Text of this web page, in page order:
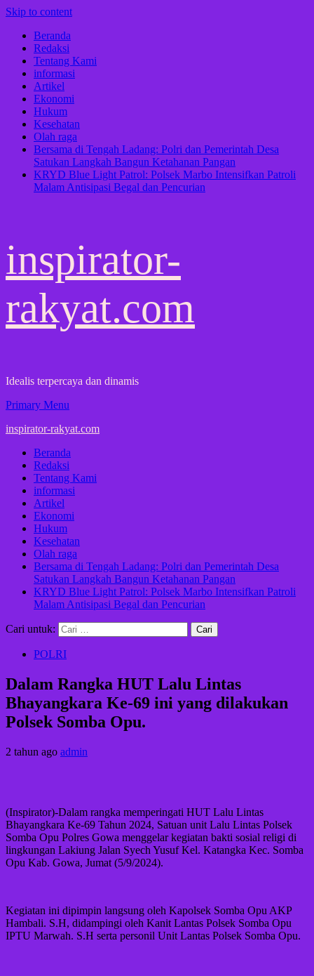
Skip to content
Beranda
Redaksi
Tentang Kami
informasi
Artikel
Ekonomi
Hukum
Kesehatan
Olah raga
Bersama di Tengah Ladang: Polri dan Pemerintah Desa
Satukan Langkah Bangun Ketahanan Pangan
KRYD Blue Light Patrol: Polsek Marbo Intensifkan Patroli
Malam Antisipasi Begal dan Pencurian
inspirator-
rakyat.com
Idealis terpercaya dan dinamis
Primary Menu
inspirator-rakyat.com
Beranda
Redaksi
Tentang Kami
informasi
Artikel
Ekonomi
Hukum
Kesehatan
Olah raga
Bersama di Tengah Ladang: Polri dan Pemerintah Desa
Satukan Langkah Bangun Ketahanan Pangan
KRYD Blue Light Patrol: Polsek Marbo Intensifkan Patroli
Malam Antisipasi Begal dan Pencurian
Cari untuk:
POLRI
Dalam Rangka HUT Lalu Lintas
Bhayangkara Ke-69 ini yang dilakukan
Polsek Somba Opu.
2 tahun ago admin
(Inspirator)-Dalam rangka memperingati HUT Lalu Lintas
Bhayangkara Ke-69 Tahun 2024, Satuan unit Lalu Lintas Polsek
Somba Opu Polres Gowa menggelar kegiatan bakti sosial religi di
lingkungan Lakiung Jalan Syech Yusuf Kel. Katangka Kec. Somba
Opu Kab. Gowa, Jumat (5/9/2024).
Kegiatan ini dipimpin langsung oleh Kapolsek Somba Opu AKP
Hambali. S.H, didampingi oleh Kanit Lantas Polsek Somba Opu
IPTU Marwah. S.H serta personil Unit Lantas Polsek Somba Opu.